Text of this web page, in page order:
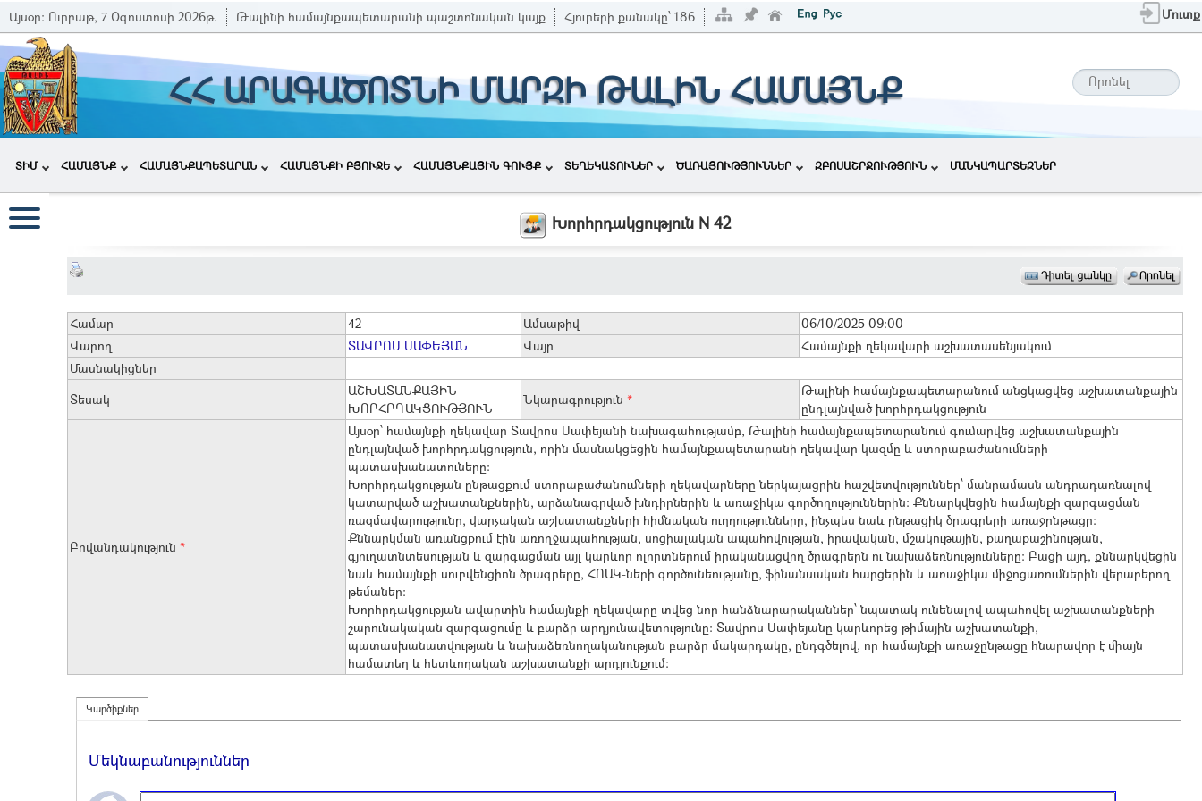
Այսօր: Ուրբաթ, 7 Օգոստոսի 2026թ. Թալինի համայնքապետարանի պաշտոնական կայք Հյուրերի քանակը՝ 186 Մուտք
ՀՀ ԱՐԱԳԱԾՈՏՆԻ ՄԱՐԶԻ ԹԱԼԻՆ ՀԱՄԱՅՆՔ
ՏԻՄ ՀԱՄԱՅՆՔ ՀԱՄԱՅՆՔԱՊԵՏԱՐԱՆ ՀԱՄԱՅՆՔԻ ԲՅՈՒՋԵ ՀԱՄԱՅՆՔԱՅԻՆ ԳՈՒՅՔ ՏԵՂԵԿԱՏՈՒՆԵՐ ԾԱՌԱՅՈՒԹՅՈՒՆՆԵՐ ԶԲՈՍԱՇՐՋՈՒԹՅՈՒՆ ՄԱՆԿԱՊԱՐՏԵԶՆԵՐ
Խորհրդակցություն N 42
Համար 42 Ամսաթիվ
06/10/2025 09:00
Վարող
ՏԱՎՐՈՍ ՍԱՓԵՅԱՆ Վայր
Համայնքի ղեկավարի աշխատասենյակում
Մասնակիցներ
Տեսակ
ԱՇԽԱՏԱՆՔԱՅԻՆ
ԽՈՐՀՐԴԱԿՑՈՒԹՅՈՒՆ
Նկարագրություն *
Թալինի համայնքապետարանում անցկացվեց աշխատանքային
ընդլայնված խորհրդակցություն
Բովանդակություն *
Այսօր՝ համայնքի ղեկավար Տավրոս Սափեյանի նախագահությամբ, Թալինի համայնքապետարանում գումարվեց աշխատանքային
ընդլայնված խորհրդակցություն, որին մասնակցեցին համայնքապետարանի ղեկավար կազմը և ստորաբաժանումների
պատասխանատուները։
Խորհրդակցության ընթացքում ստորաբաժանումների ղեկավարները ներկայացրին հաշվետվություններ՝ մանրամասն անդրադառնալով
կատարված աշխատանքներին, արձանագրված խնդիրներին և առաջիկա գործողություններին։ Քննարկվեցին համայնքի զարգացման
ռազմավարությունը, վարչական աշխատանքների հիմնական ուղղությունները, ինչպես նաև ընթացիկ ծրագրերի առաջընթացը։
Քննարկման առանցքում էին առողջապահության, սոցիալական ապահովության, իրավական, մշակութային, քաղաքաշինության,
գյուղատնտեսության և զարգացման այլ կարևոր ոլորտներում իրականացվող ծրագրերն ու նախաձեռնությունները։ Բացի այդ, քննարկվեցին
նաև համայնքի սուբվենցիոն ծրագրերը, ՀՈԱԿ-ների գործունեությանը, ֆինանսական հարցերին և առաջիկա միջոցառումներին վերաբերող
թեմաներ։
Խորհրդակցության ավարտին համայնքի ղեկավարը տվեց նոր հանձնարարականներ՝ նպատակ ունենալով ապահովել աշխատանքների
շարունակական զարգացումը և բարձր արդյունավետությունը։ Տավրոս Սափեյանը կարևորեց թիմային աշխատանքի,
պատասխանատվության և նախաձեռնողականության բարձր մակարդակը, ընդգծելով, որ համայնքի առաջընթացը հնարավոր է միայն
համատեղ և հետևողական աշխատանքի արդյունքում։
Կարծիքներ
Մեկնաբանություններ